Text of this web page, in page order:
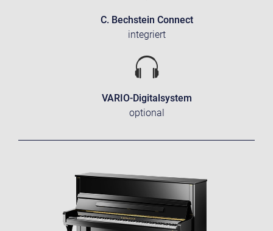
C. Bechstein Connect
integriert
VARIO-Digitalsystem
optional